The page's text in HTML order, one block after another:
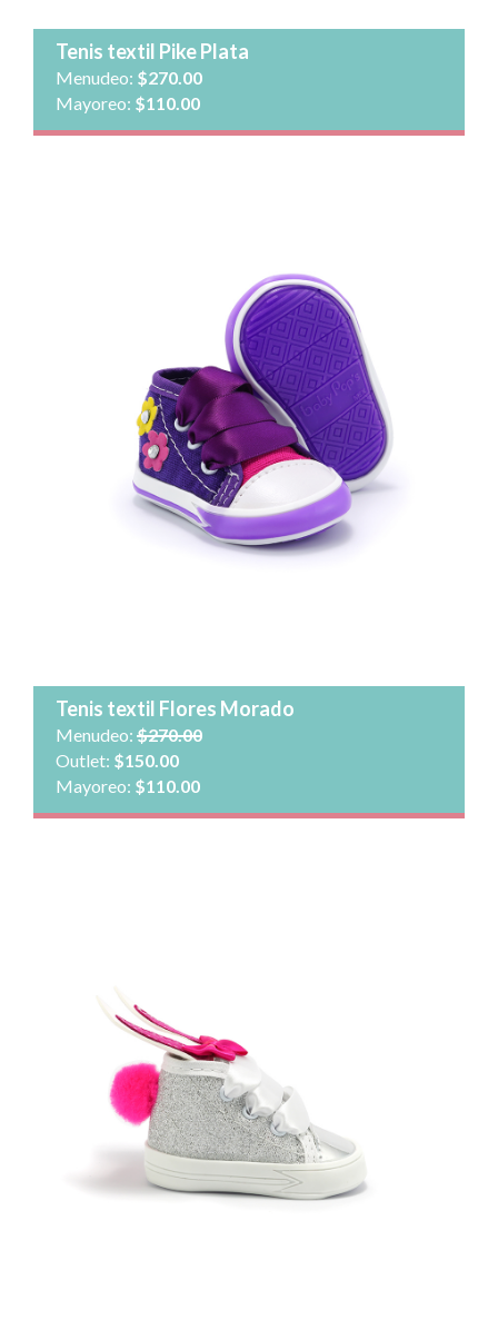
Tenis textil Pike Plata
Menudeo: $270.00
Mayoreo: $110.00
Tenis textil Flores Morado
Menudeo: $270.00
Outlet: $150.00
Mayoreo: $110.00
Talla:
Cantidad:
Ver detalle
Talla:
Cantidad: